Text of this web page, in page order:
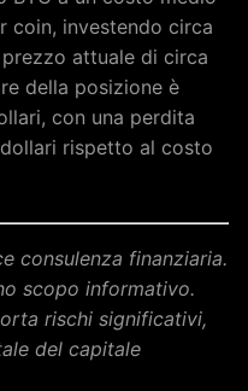
coin, investendo circa
attuale di circa
della posizione è
con una perdita
rispetto al costo
consulenza finanziaria.
scopo informativo.
rischi significativi,
del capitale